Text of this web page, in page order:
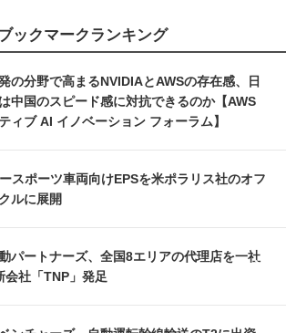
ックマークランキング
の分野で高まるNVIDIAとAWSの存在感、日
中国のスピード感に対抗できるのか【AWS
ィブ AI イノベーション フォーラム】
スポーツ車両向けEPSを米ポラリス社のオフ
ルに展開
パートナーズ、全国8エリアの代理店を一社
社「TNP」発足